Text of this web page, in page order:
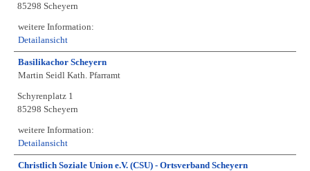
85298 Scheyern
weitere Information:
Detailansicht
Basilikachor Scheyern
Martin Seidl Kath. Pfarramt
Schyrenplatz 1
85298 Scheyern
weitere Information:
Detailansicht
Christlich Soziale Union e.V. (CSU) - Ortsverband Scheyern